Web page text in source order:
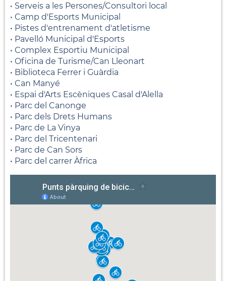
• Serveis a les Persones/Consultori local
• Camp d'Esports Municipal
• Pistes d'entrenament d'atletisme
• Pavelló Municipal d'Esports
• Complex Esportiu Municipal
• Oficina de Turisme/Can Lleonart
• Biblioteca Ferrer i Guàrdia
• Can Manyé
• Espai d'Arts Escèniques Casal d'Alella
• Parc del Canonge
• Parc dels Drets Humans
• Parc de La Vinya
• Parc del Tricentenari
• Parc de Can Sors
• Parc del carrer Àfrica